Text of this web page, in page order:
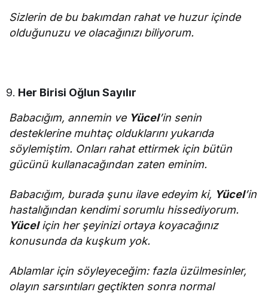
Sizlerin de bu bakımdan rahat ve huzur içinde
olduğunuzu ve olacağınızı biliyorum.
Her Birisi Oğlun Sayılır
Babacığım, annemin ve Yücel’in senin
desteklerine muhtaç olduklarını yukarıda
söylemiştim. Onları rahat ettirmek için bütün
gücünü kullanacağından zaten eminim.
Babacığım, burada şunu ilave edeyim ki, Yücel’in
hastalığından kendimi sorumlu hissediyorum.
Yüceliçin her şeyinizi ortaya koyacağınız
konusunda da kuşkum yok.
Ablamlar için söyleyeceğim: fazla üzülmesinler,
olayın sarsıntıları geçtikten sonra normal